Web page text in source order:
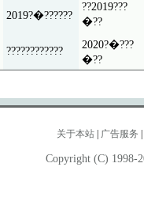
2019?�??????
??2019???
�??
????????????
2020?�???
�??
关于本站 广告服务
Copyright (C) 1998-